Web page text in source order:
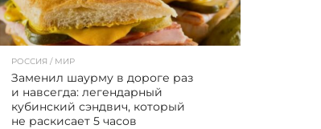
РОССИЯ / МИР
Заменил шаурму в дороге раз
и навсегда: легендарный
кубинский сэндвич, который
не раскисает 5 часов